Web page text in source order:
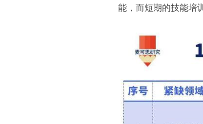
能，而短期的技能培